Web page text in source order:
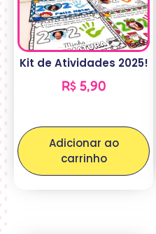
Kit de Atividades 2025!
R$5,90
Adicionar ao
carrinho